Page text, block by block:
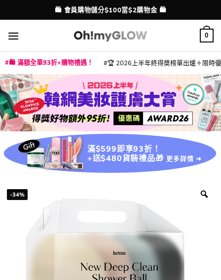
to
content
配送港澳
💳 支援消費券、FPS、八達通、PAYME、信用卡付款
0
🛍️ 滿額全單93折+購物禮遇！ 🏆 2026上半年終得奬榜單出爐＋限時
滿$599即享93折！
+送$480貨裝禮品🎁 更多詳情 ➜
-34%